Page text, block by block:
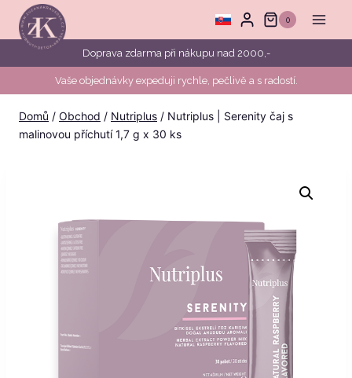
Přeskočit
obsah
0
Doprava zdarma při nákupu nad 2000,-
Vaše objednávky expeduji rychle, pečlivě a s radostí.
Domů / Obchod / Nutriplus / Nutriplus | Serenity čaj s
malinovou příchutí 1,7 g x 30 ks